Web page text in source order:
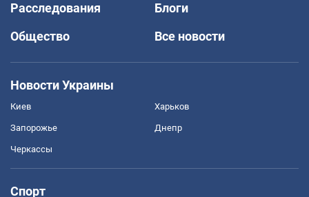
Расследования
Блоги
Общество
Все новости
Новости Украины
Киев Харьков
Запорожье Днепр
Черкассы
Спорт